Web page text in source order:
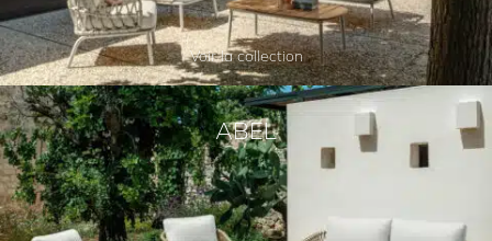
Voir la collection
ABEL